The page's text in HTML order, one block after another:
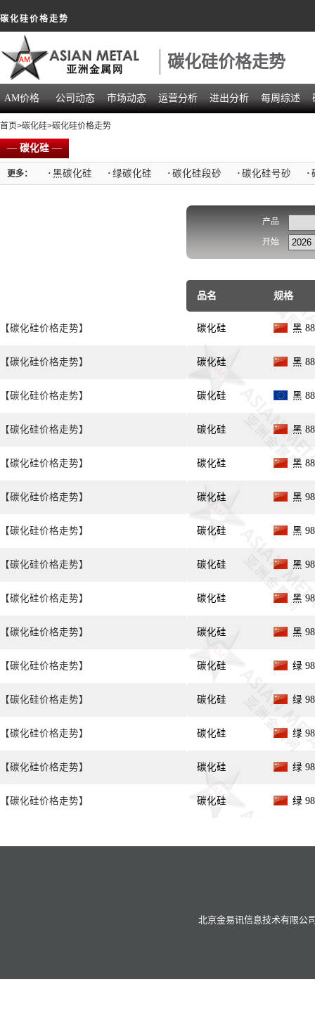
碳化硅价格走势
碳化硅价格走势
AM价格 公司动态 市场动态 运营分析 进出分析 每周综述
首页>碳化硅>碳化硅价格走势
—碳化硅—
更多： · 黑碳化硅 · 绿碳化硅 · 碳化硅段砂 · 碳化硅号砂 ·
【碳化硅价格走势】
【碳化硅价格走势】
【碳化硅价格走势】
【碳化硅价格走势】
【碳化硅价格走势】
【碳化硅价格走势】
【碳化硅价格走势】
【碳化硅价格走势】
【碳化硅价格走势】
【碳化硅价格走势】
【碳化硅价格走势】
【碳化硅价格走势】
【碳化硅价格走势】
【碳化硅价格走势】
【碳化硅价格走势】
产品
开始
品名 规格
碳化硅 黑
碳化硅 黑
碳化硅 黑
碳化硅 黑
碳化硅 黑
碳化硅 黑
碳化硅 黑
碳化硅 黑
碳化硅 黑
碳化硅 黑
碳化硅 绿
碳化硅 绿
碳化硅 绿
碳化硅 绿
碳化硅 绿
北京金易讯信息技术有限公